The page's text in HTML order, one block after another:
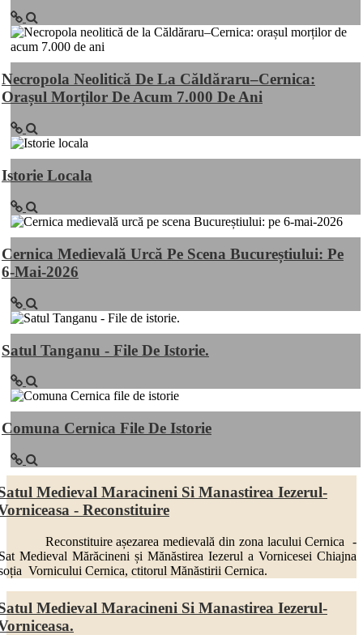
Necropola Neolitică De La Căldăraru–Cernica:
Orașul Morților De Acum 7.000 De Ani
Istorie Locala
Cernica Medievală Urcă Pe Scena Bucureștiului: Pe
6-Mai-2026
Satul Tanganu - File De Istorie.
Comuna Cernica File De Istorie
Medieval Maracineni Si Manastirea Iezerul-
- Reconstituire
așezarea medievală din zona lacului Cernica -
Medieval Mărăcineni și Mănăstirea Iezerul a Vornicesei Chiajna
Vornicului Cernica, ctitorul Mănăstirii Cernica.
Medieval Maracineni Si Manastirea Iezerul-